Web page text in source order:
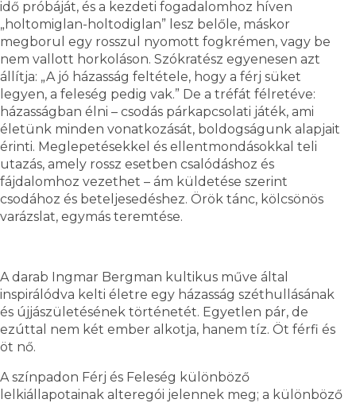
idő próbáját, és a kezdeti fogadalomhoz híven
„holtomiglan-holtodiglan” lesz belőle, máskor
megborul egy rosszul nyomott fogkrémen, vagy be
nem vallott horkoláson. Szókratész egyenesen azt
állítja: „A jó házasság feltétele, hogy a férj süket
legyen, a feleség pedig vak.” De a tréfát félretéve:
házasságban élni – csodás párkapcsolati játék, ami
életünk minden vonatkozását, boldogságunk alapjait
érinti. Meglepetésekkel és ellentmondásokkal teli
utazás, amely rossz esetben csalódáshoz és
fájdalomhoz vezethet – ám küldetése szerint
csodához és beteljesedéshez. Örök tánc, kölcsönös
varázslat, egymás teremtése.
A darab Ingmar Bergman kultikus műve által
inspirálódva kelti életre egy házasság széthullásának
és újjászületésének történetét. Egyetlen pár, de
ezúttal nem két ember alkotja, hanem tíz. Öt férfi és
öt nő.
A színpadon Férj és Feleség különböző
lelkiállapotainak alteregói jelennek meg; a különböző